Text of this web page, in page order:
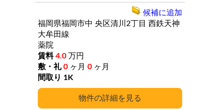
詳細
福岡県福岡市中 央区清川2丁目 西鉄天神
大牟田線
薬院
4.0 万円
0 ヶ月 0 ヶ月
1K
候補に追加